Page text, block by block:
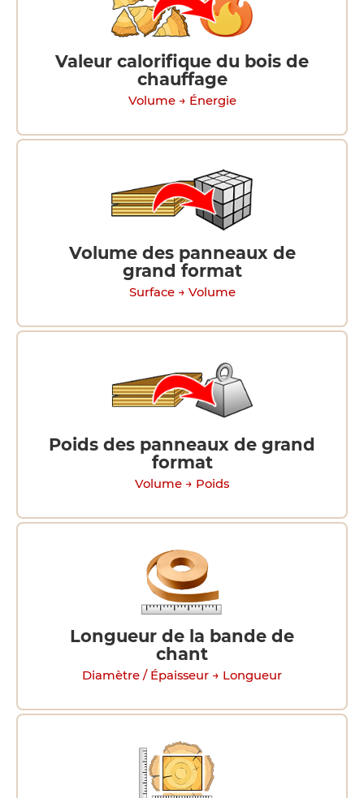
Valeur calorifique du bois de
chauffage
Volume → Énergie
Volume des panneaux de
grand format
Surface → Volume
Poids des panneaux de grand
format
Volume → Poids
Longueur de la bande de
chant
Diamètre / Épaisseur → Longueur